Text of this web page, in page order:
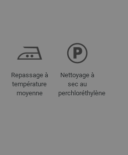
Repassage à
température
moyenne
Nettoyage à
sec au
perchloréthylène